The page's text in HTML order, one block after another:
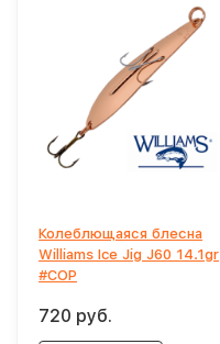
Колеблющаяся блесна
Williams Ice Jig J60 14.1gr
#COP
720 руб.